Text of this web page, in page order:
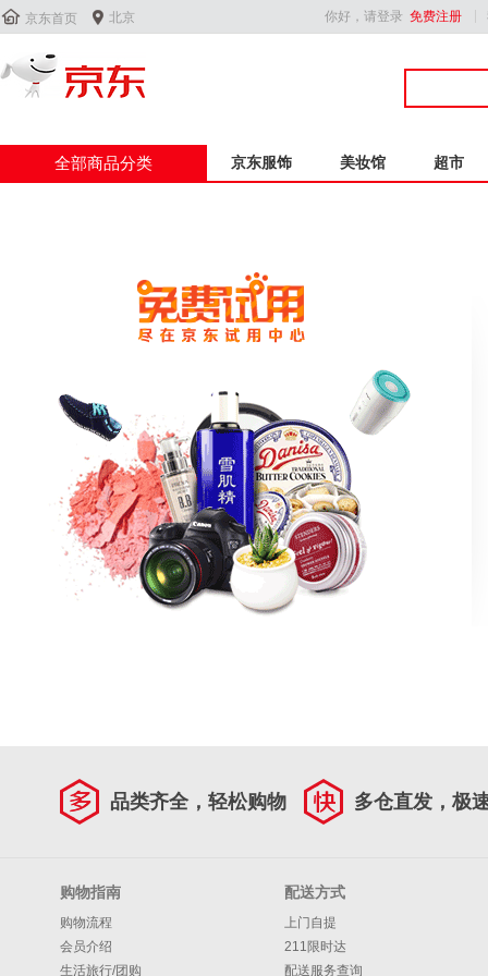
 京东首页  北京 你好，请登录 免费注册
全部商品分类 京东服饰 美妆馆 超市
品类齐全，轻松购物 多仓直发，极
购物指南
购物流程
会员介绍
生活旅行/团购
配送方式
上门自提
211限时达
配送服务查询